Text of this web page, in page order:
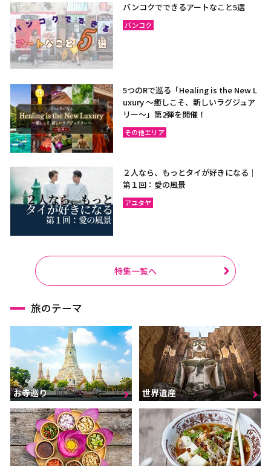
バンコクでできるアートなこと5選
バンコク
5つのRで巡る「Healing is the New L
uxury ～癒しこそ、新しいラグジュア
リー〜」第2弾を開催！
その他エリア
２人なら、もっとタイが好きになる｜
第１回：愛の風景
アユタヤ
特集一覧へ
旅のテーマ
お寺巡り 世界遺産